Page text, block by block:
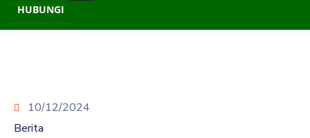
HUBUNGI
10/12/2024
Berita